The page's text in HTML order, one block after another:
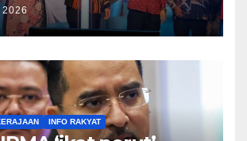
2026
INFO RAKYAT